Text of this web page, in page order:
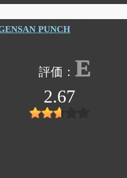
PUNCH
E
2.67